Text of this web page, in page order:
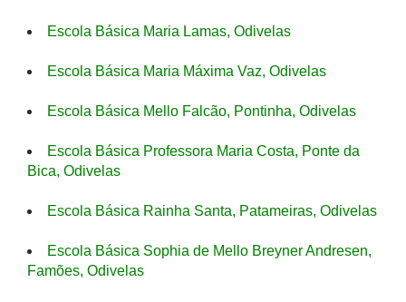
Escola Básica Maria Lamas, Odivelas
Escola Básica Maria Máxima Vaz, Odivelas
Escola Básica Mello Falcão, Pontinha, Odivelas
Escola Básica Professora Maria Costa, Ponte da
Bica, Odivelas
Escola Básica Rainha Santa, Patameiras, Odivelas
Escola Básica Sophia de Mello Breyner Andresen,
Famões, Odivelas